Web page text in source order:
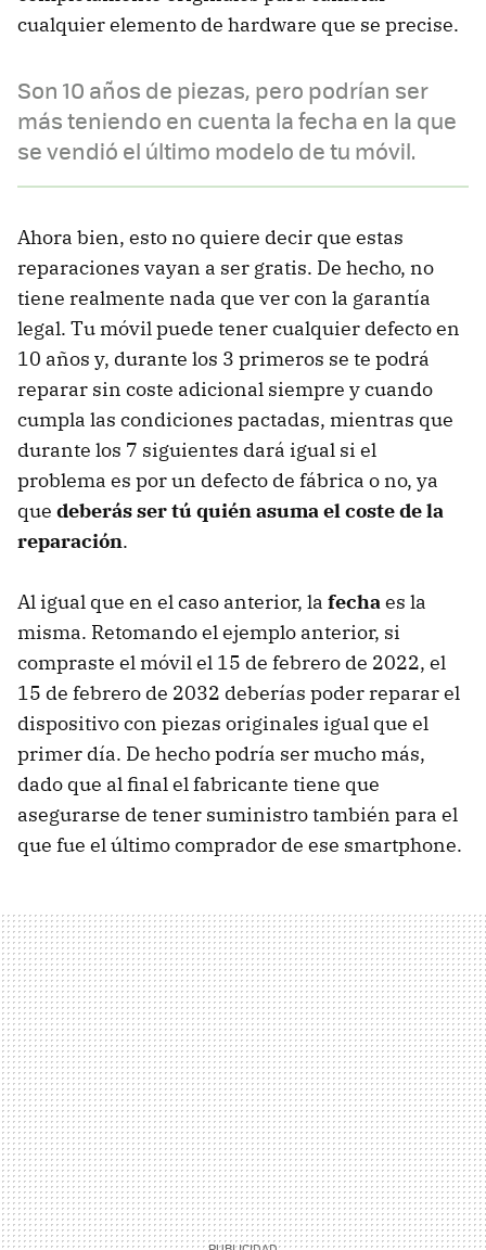
cualquier elemento de hardware que se precise.
Son 10 años de piezas, pero podrían ser
más teniendo en cuenta la fecha en la que
se vendió el último modelo de tu móvil.
Ahora bien, esto no quiere decir que estas
reparaciones vayan a ser gratis. De hecho, no
tiene realmente nada que ver con la garantía
legal. Tu móvil puede tener cualquier defecto en
10 años y, durante los 3 primeros se te podrá
reparar sin coste adicional siempre y cuando
cumpla las condiciones pactadas, mientras que
durante los 7 siguientes dará igual si el
problema es por un defecto de fábrica o no, ya
que deberás ser tú quién asuma el coste de la
reparación.
Al igual que en el caso anterior, la fechaes la
misma. Retomando el ejemplo anterior, si
compraste el móvil el 15 de febrero de 2022, el
15 de febrero de 2032 deberías poder reparar el
dispositivo con piezas originales igual que el
primer día. De hecho podría ser mucho más,
dado que al final el fabricante tiene que
asegurarse de tener suministro también para el
que fue el último comprador de ese smartphone.